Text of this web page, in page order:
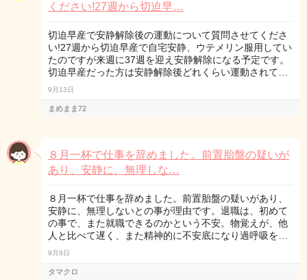
ください!27週から切迫早…
切迫早産で安静解除後の運動について質問させてくださ
い!27週から切迫早産で自宅安静、ウテメリン服用してい
たのですが来週に37週を迎え安静解除になる予定です。
切迫早産だった方は安静解除後どれくらい運動されて…
9月13日
まめまま72
８月一杯で仕事を辞めました。前置胎盤の疑いが
あり、安静に、無理しな…
８月一杯で仕事を辞めました。前置胎盤の疑いがあり、
安静に、無理しないとの事が理由です。退職は、初めて
の事で、また就職できるのかという不安。物覚えが、他
人と比べて遅く、また精神的に不安底になり過呼吸を…
9月9日
タマクロ